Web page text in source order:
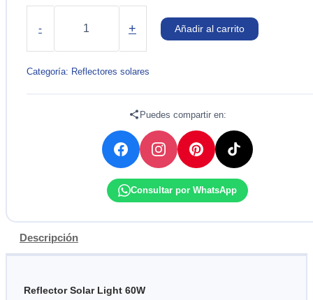
-
SOLAR
LED
+ Añadir al carrito
Categoría: Reflectores solares
Puedes compartir en:
Consultar por WhatsApp
Descripción
Reflector Solar Light 60W